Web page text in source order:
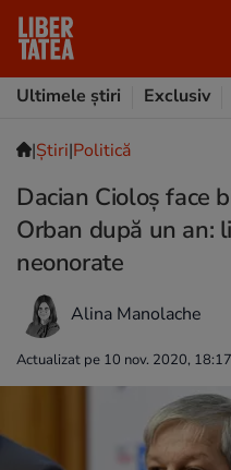
Ultimele știri
Exclusiv
|Ştiri|Politică
Dacian Cioloș face
Orban după un an:
neonorate
Alina Manolache
Actualizat pe 10 nov. 2020, 18:17